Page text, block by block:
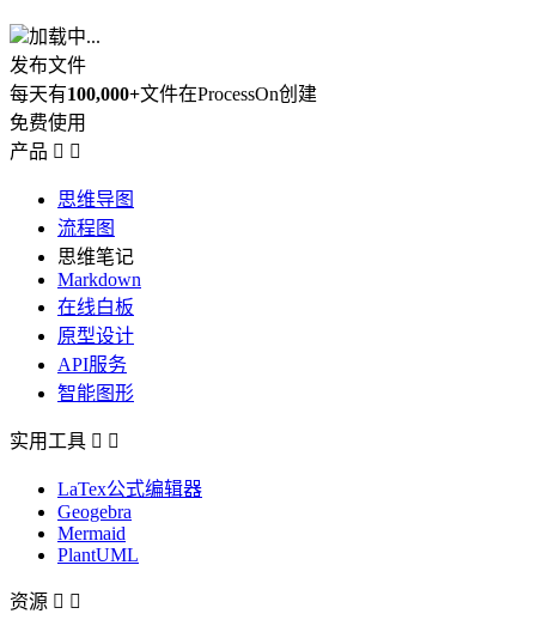
加载中...
发布文件
每天有100,000+文件在ProcessOn创建
免费使用
产品  
思维导图
流程图
思维笔记
Markdown
在线白板
原型设计
API服务
智能图形
实用工具  
LaTex公式编辑器
Geogebra
Mermaid
PlantUML
资源  